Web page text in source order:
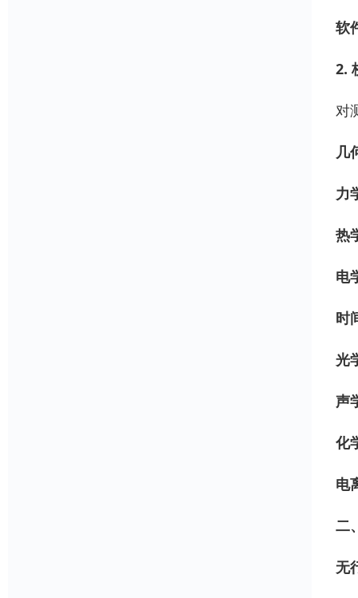
软
2.
对
几
力
热
电
时
光
声
化
电
二
无